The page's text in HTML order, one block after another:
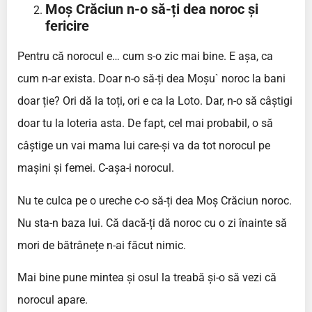
Moș Crăciun n-o să-ți dea noroc și
fericire
Pentru că norocul e… cum s-o zic mai bine. E așa, ca
cum n-ar exista. Doar n-o să-ți dea Moșu` noroc la bani
doar ție? Ori dă la toți, ori e ca la Loto. Dar, n-o să câștigi
doar tu la loteria asta. De fapt, cel mai probabil, o să
câștige un vai mama lui care-și va da tot norocul pe
mașini și femei. C-așa-i norocul.
Nu te culca pe o ureche c-o să-ți dea Moș Crăciun noroc.
Nu sta-n baza lui. Că dacă-ți dă noroc cu o zi înainte să
mori de bătrânețe n-ai făcut nimic.
Mai bine pune mintea și osul la treabă și-o să vezi că
norocul apare.